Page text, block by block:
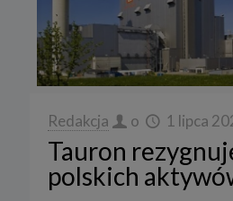
Redakcja o 1 lipca
Tauron
polskich